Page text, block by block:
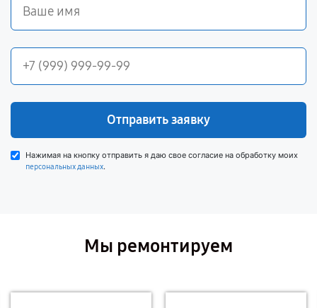
Отправить заявку
Нажимая на кнопку отправить я даю свое согласие на обработку моих
персональных данных.
Мы ремонтируем